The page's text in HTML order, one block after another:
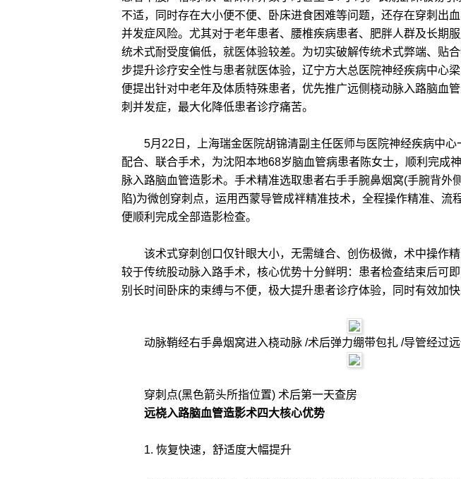
不适，同时存在大小便不便、卧床进食困难等问题，还存在穿刺出
并发症风险。尤其对于老年患者、腰椎疾病患者、肥胖人群及长期
统术式耐受度偏低，就医体验较差。为切实破解传统术式弊端、贴
步提升诊疗安全性与患者就医体验，辽宁方大总医院神经疾病中心梁
便提出针对中老年及体质特殊患者，优先推广远侧桡动脉入路脑血
刺并发症，最大化降低患者诊疗痛苦。
5月22日，上海瑞金医院胡锦清副主任医师与医院神经疾病中心
配合、联合手术，为沈阳本地68岁脑血管病患者陈女士，顺利完成
脉入路脑血管造影术。手术精准选取患者右手手腕鼻烟窝(手腕背外
陷)为微创穿刺点，运用西蒙导管成袢精准技术，全程操作精准、流
便顺利完成全部造影检查。
该术式穿刺创口仅针眼大小，无需缝合、创伤极微，术中操作精
较于传统股动脉入路手术，核心优势十分鲜明：患者检查结束后可
别长时间卧床的束缚与不便，极大提升患者诊疗体验，同时有效加快
动脉鞘经右手鼻烟窝进入桡动脉 /术后弹力绷带包扎 /导管经过
穿刺点(黑色箭头所指位置) 术后第一天查房
远桡入路脑血管造影术四大核心优势
1. 恢复快速，舒适度大幅提升